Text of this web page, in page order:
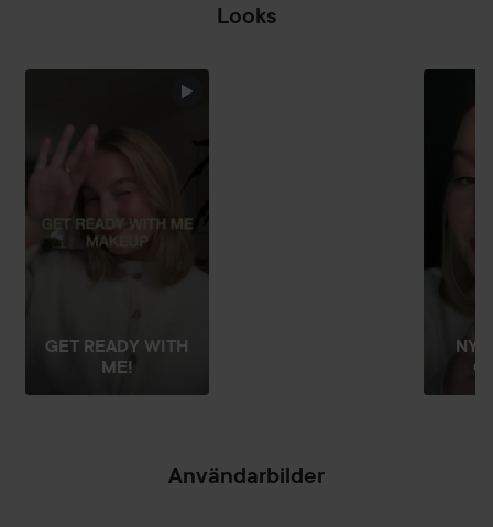
Looks
HOPPA ÖVER SEKTIONEN
GET READY WITH
ME!
Användarbilder